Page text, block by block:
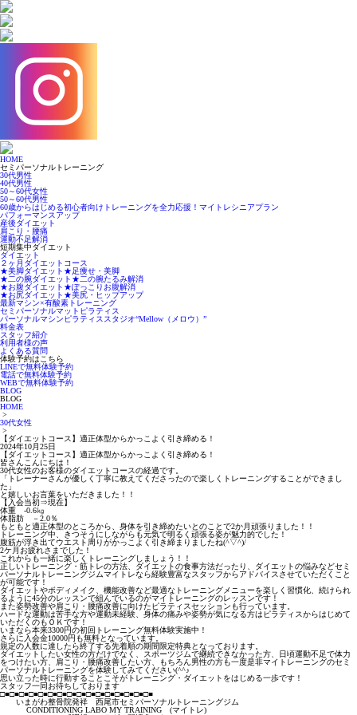
HOME
セミパーソナルトレーニング
30代男性
40代男性
50～60代女性
50～60代男性
60歳からはじめる初心者向けトレーニングを全力応援！マイトレシニアプラン
パフォーマンスアップ
産後ダイエット
肩こり・腰痛
運動不足解消
短期集中ダイエット
ダイエット
２ヶ月ダイエットコース
★美脚ダイエット★足痩せ・美脚
★二の腕ダイエット★二の腕たるみ解消
★お腹ダイエット★ぽっこりお腹解消
★お尻ダイエット★美尻・ヒップアップ
最新マシン×有酸素トレーニング
セミパーソナルマットピラティス
パーソナルマシンピラティススタジオ“Mellow（メロウ）”
料金表
スタッフ紹介
利用者様の声
よくある質問
体験予約はこちら
LINEで無料体験予約
電話で無料体験予約
WEBで無料体験予約
BLOG
BLOG
HOME
>
30代女性
>
【ダイエットコース】適正体型からかっこよく引き締める！
2024年10月25日
【ダイエットコース】適正体型からかっこよく引き締める！
皆さんこんにちは！
30代女性のお客様のダイエットコースの経過です。
「トレーナーさんが優しく丁寧に教えてくださったので楽しくトレーニングすることができまし
た」
と嬉しいお言葉をいただきました！！
【入会当初⇒現在】
体重 -0.6㎏
体脂肪 －2.0％
もともと適正体型のところから、身体を引き締めたいとのことで2か月頑張りました！！
トレーニング中、きつそうにしながらも元気で明るく頑張る姿が魅力的でした！
腹筋が浮き出てウエスト周りがかっこよく引き締まりましたね(^▽^)/
2ケ月お疲れさまでした！
これからも一緒に楽しくトレーニングしましょう！！
正しいトレーニング・筋トレの方法、ダイエットの食事方法だったり、ダイエットの悩みなどセミ
パーソナルトレーニングジムマイトレなら経験豊富なスタッフからアドバイスさせていただくこと
が可能です！
ダイエットやボディメイク、機能改善など最適なトレーニングメニューを楽しく習慣化、続けられ
るように45分のレッスンで組んでいるのがマイトレーニングのレッスンです！
また姿勢改善や肩こり・腰痛改善に向けたピラティスセッションも行っています。
ハードな運動は苦手な方や運動未経験、身体の痛みや姿勢が気になる方はピラティスからはじめて
いただくのもＯＫです！
いまなら本来3300円の初回トレーニング無料体験実施中！
さらに入会金10000円も無料となっています。
規定の人数に達したら終了する先着順の期間限定特典となっております。
ダイエットしたい女性の方だけでなく、スポーツジムで継続できなかった方、日頃運動不足で体力
をつけたい方、肩こり・腰痛改善したい方、もちろん男性の方も一度是非マイトレーニングのセミ
パーソナルトレーニングを体験してみてください(^^♪
思い立った時に行動することこそがトレーニング・ダイエットをはじめる一歩です！
スタッフ一同お待ちしております
□■□■□■□■□■□■□■□■□■□■□■□■□■□■□■□■
いまがわ整骨院発祥 西尾市セミパーソナルトレーニングジム
CONDITIONING LABO MY TRAINING (マイトレ)